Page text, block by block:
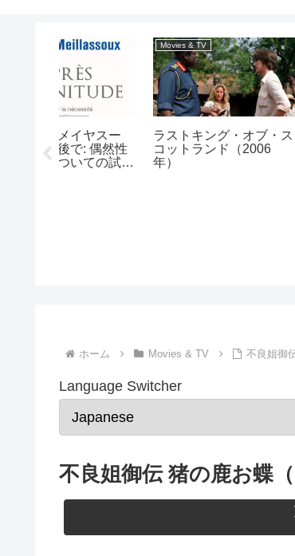
図書館
Movies & TV
処女の泉（1960年）
Movies & TV
キャンディ
年）
ホーム Movies & TV 不良姐御
Language Switcher
不良姐御伝 猪の鹿お蝶（